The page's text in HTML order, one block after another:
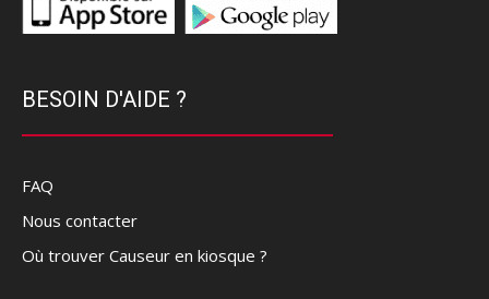
BESOIN D'AIDE ?
FAQ
Nous contacter
Où trouver Causeur en kiosque ?